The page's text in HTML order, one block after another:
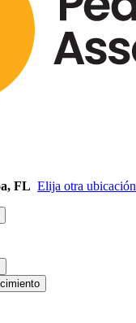
FL Elija otra ubicación